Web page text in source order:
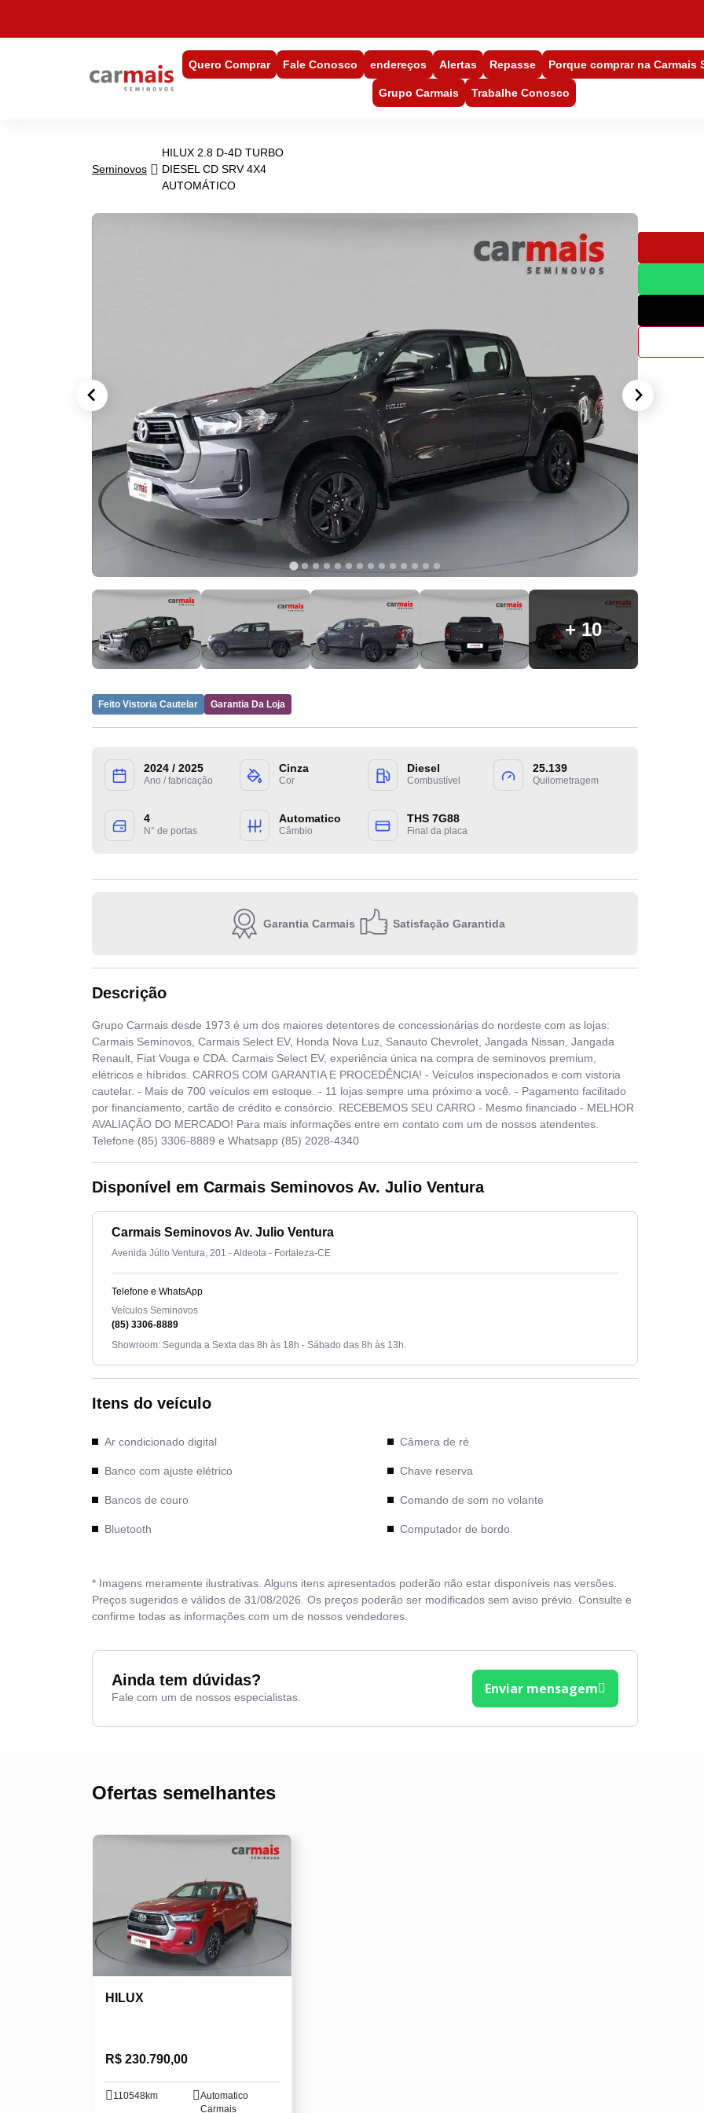
Quero Comprar Fale Conosco endereços Alertas Repasse Porque comprar na Carmais
Grupo Carmais Trabalhe Conosco
Seminovos
HILUX 2.8 D-4D TURBO
DIESEL CD SRV 4X4
AUTOMÁTICO
+ 10
Feito Vistoria Cautelar Garantia Da Loja
2024 / 2025
Ano / fabricação
Cinza
Cor
Diesel
Combustível
25.139
Quilometragem
4
N° de portas
Automatico
Câmbio
THS 7G88
Final da placa
Garantia Carmais Satisfação Garantida
Descrição
Grupo Carmais desde 1973 é um dos maiores detentores de concessionárias do nordeste com as lojas:
Carmais Seminovos, Carmais Select EV, Honda Nova Luz, Sanauto Chevrolet, Jangada Nissan, Jangada
Renault, Fiat Vouga e CDA. Carmais Select EV, experiência única na compra de seminovos premium,
elétricos e híbridos. CARROS COM GARANTIA E PROCEDÊNCIA! - Veículos inspecionados e com vistoria
cautelar. - Mais de 700 veículos em estoque. - 11 lojas sempre uma próximo a você. - Pagamento facilitado
por financiamento, cartão de crédito e consórcio. RECEBEMOS SEU CARRO - Mesmo financiado - MELHOR
AVALIAÇÃO DO MERCADO! Para mais informações entre em contato com um de nossos atendentes.
Telefone (85) 3306-8889 e Whatsapp (85) 2028-4340
Disponível em Carmais Seminovos Av. Julio Ventura
Carmais Seminovos Av. Julio Ventura
Avenida Júlio Ventura, 201 - Aldeota - Fortaleza-CE
Telefone e WhatsApp
Veículos Seminovos
(85) 3306-8889
Showroom: Segunda a Sexta das 8h às 18h - Sábado das 8h às 13h.
Itens do veículo
Ar condicionado digital
Banco com ajuste elétrico
Bancos de couro
Bluetooth
Câmera de ré
Chave reserva
Comando de som no volante
Computador de bordo
* Imagens meramente ilustrativas. Alguns itens apresentados poderão não estar disponíveis nas versões.
Preços sugeridos e válidos de 31/08/2026. Os preços poderão ser modificados sem aviso prévio. Consulte e
confirme todas as informações com um de nossos vendedores.
Ainda tem dúvidas?
Fale com um de nossos especialistas.
Enviar mensagem
Ofertas semelhantes
HILUX
R$ 230.790,00
110548km
Automatico
Carmais